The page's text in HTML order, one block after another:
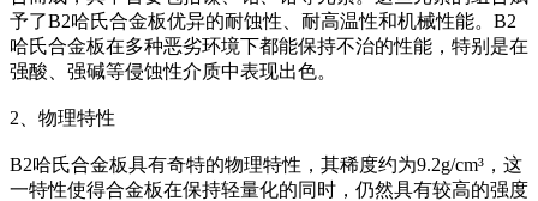
予了B2哈氏合金板优异的耐蚀性、耐高温性和机械性能。B2
哈氏合金板在多种恶劣环境下都能保持不治的性能，特别是在
强酸、强碱等侵蚀性介质中表现出色。
2、物理特性
B2哈氏合金板具有奇特的物理特性，其稀度约为9.2g/cm³，这
一特性使得合金板在保持轻量化的同时，仍然具有较高的强度